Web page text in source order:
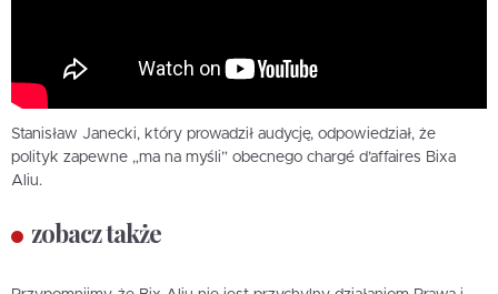
Stanisław Janecki, który prowadził audycję, odpowiedział, że
polityk zapewne „ma na myśli” obecnego chargé d’affaires Bixa
Aliu.
zobacz także